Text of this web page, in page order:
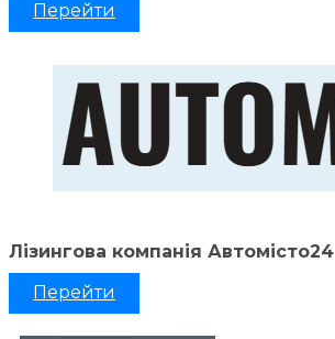
Перейти
Лізингова компанія Автомісто24
Перейти